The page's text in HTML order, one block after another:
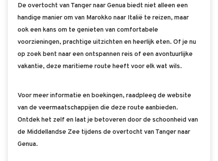
De overtocht van Tanger naar Genua biedt niet alleen een
handige manier om van Marokko naar Italië te reizen, maar
ook een kans om te genieten van comfortabele
voorzieningen, prachtige uitzichten en heerlijk eten. Of je nu
op zoek bent naar een ontspannen reis of een avontuurlijke
vakantie, deze maritieme route heeft voor elk wat wils.
Voor meer informatie en boekingen, raadpleeg de website
van de veermaatschappijen die deze route aanbieden.
Ontdek het zelf en laat je betoveren door de schoonheid van
de Middellandse Zee tijdens de overtocht van Tanger naar
Genua.